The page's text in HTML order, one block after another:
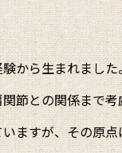
から生まれました
節との関係まで
ますが、その原